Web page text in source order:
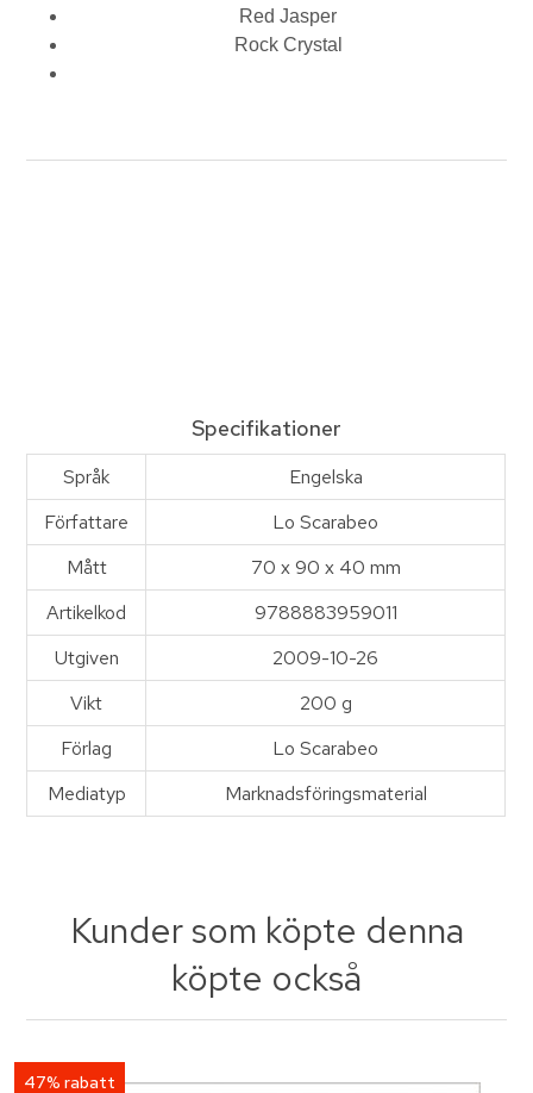
Red Jasper
Rock Crystal
Specifikationer
Språk
Engelska
Författare
Lo Scarabeo
Mått
70 x 90 x 40 mm
Artikelkod
9788883959011
Utgiven
2009-10-26
Vikt
200 g
Förlag
Lo Scarabeo
Mediatyp
Marknadsföringsmaterial
Kunder som köpte denna
köpte också
47% rabatt